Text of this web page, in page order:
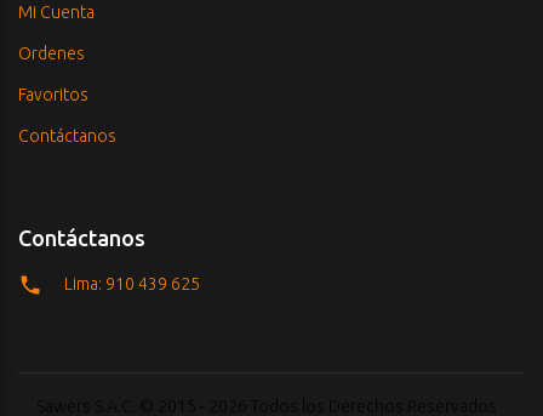
Mi Cuenta
Ordenes
Favoritos
Contáctanos
Contáctanos
Lima: 910 439 625